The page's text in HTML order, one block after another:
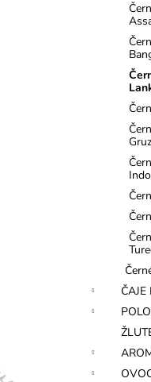
ČAJE